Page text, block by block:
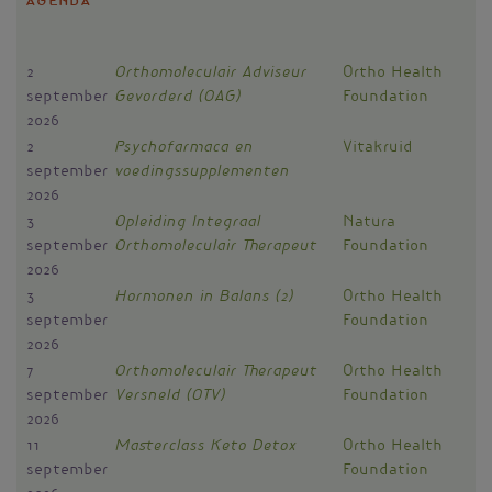
2
september
2026
Orthomoleculair Adviseur
Gevorderd (OAG)
Ortho Health
Foundation
2
september
2026
Psychofarmaca en
voedingssupplementen
Vitakruid
3
september
2026
Opleiding Integraal
Orthomoleculair Therapeut
Natura
Foundation
3
september
2026
Hormonen in Balans (2)
Ortho Health
Foundation
7
september
2026
Orthomoleculair Therapeut
Versneld (OTV)
Ortho Health
Foundation
11
september
Masterclass Keto Detox
Ortho Health
Foundation